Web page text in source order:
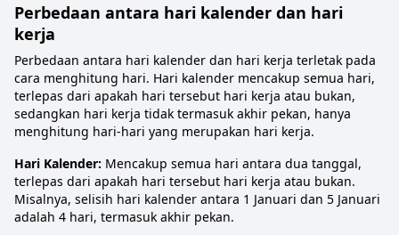
Perbedaan antara hari kalender dan hari
kerja
Perbedaan antara hari kalender dan hari kerja terletak pada
cara menghitung hari. Hari kalender mencakup semua hari,
terlepas dari apakah hari tersebut hari kerja atau bukan,
sedangkan hari kerja tidak termasuk akhir pekan, hanya
menghitung hari-hari yang merupakan hari kerja.
Hari Kalender: Mencakup semua hari antara dua tanggal,
terlepas dari apakah hari tersebut hari kerja atau bukan.
Misalnya, selisih hari kalender antara 1 Januari dan 5 Januari
adalah 4 hari, termasuk akhir pekan.